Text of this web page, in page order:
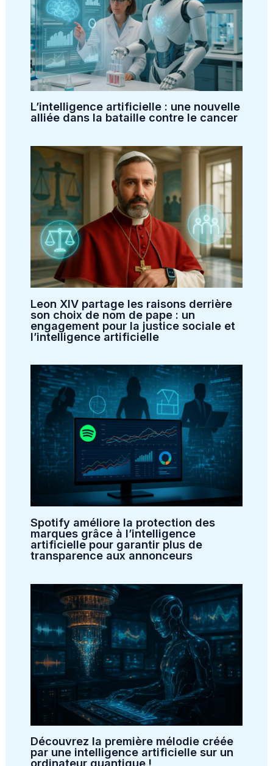
L’intelligence artificielle : une nouvelle
alliée dans la bataille contre le cancer
Leon XIV partage les raisons derrière
son choix de nom de pape : un
engagement pour la justice sociale et
l’intelligence artificielle
Spotify améliore la protection des
marques grâce à l’intelligence
artificielle pour garantir plus de
transparence aux annonceurs
Découvrez la première mélodie créée
par une intelligence artificielle sur un
ordinateur quantique !